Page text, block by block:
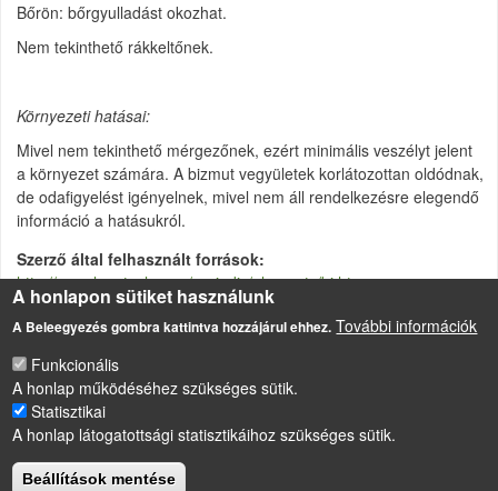
Bőrön: bőrgyulladást okozhat.
Nem tekinthető rákkeltőnek.
Környezeti hatásai:
Mivel nem tekinthető mérgezőnek, ezért minimális veszélyt jelent
a környezet számára. A bizmut vegyületek korlátozottan oldódnak,
de odafigyelést igényelnek, mivel nem áll rendelkezésre elegendő
információ a hatásukról.
Szerző által felhasznált források
http://www.lenntech.com/periodic/elements/bi.htm
A földi környezetet alkotó elemek
LÁBLÉC
Impresszum
Sütikezelési szabályzat
Drupalalapú webhely
A honlapon sütiket használunk
A Beleegyezés gombra kattintva hozzájárul ehhez. További információk
Funkcionális
A honlap működéséhez szükséges sütik.
Statisztikai
A honlap látogatottsági statisztikáihoz szükséges sütik.
Beállítások mentése